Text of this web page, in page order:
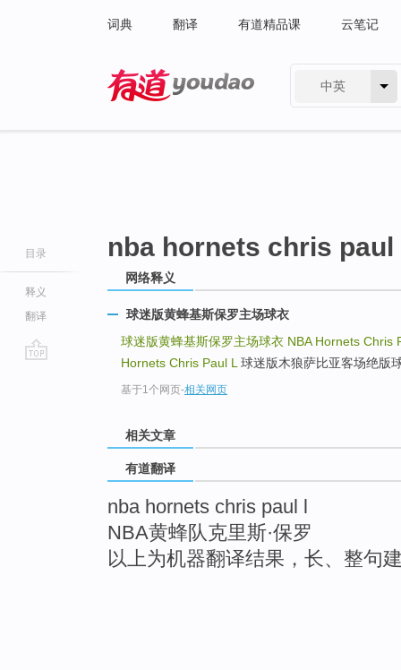
词典 翻译 有道精品课 云笔记
中英
目录
释义
翻译
nba hornets chris paul
网络释义
球迷版黄蜂基斯保罗主场球衣
球迷版黄蜂基斯保罗主场球衣 NBA Hornets Chris
Hornets Chris Paul L 球迷版木狼萨比亚客场绝版
基于1个网页-相关网页
相关文章
有道翻译
nba hornets chris paul l
NBA黄蜂队克里斯·保罗
以上为机器翻译结果，长、整句